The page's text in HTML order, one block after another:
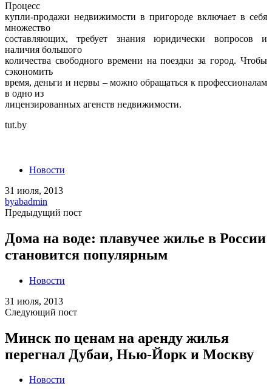
Процесс
купли-продажи недвижимости в пригороде включает в себя
множество
составляющих, требует знания юридически вопросов и
наличия большого
количества свободного времени на поездки за город. Чтобы
сэкономить
время, деньги и нервы – можно обращаться к профессионалам
в одно из
лицензированных агенств недвижимости.
tut.by
Новости
31 июля, 2013
byabadmin
Предыдущий пост
Дома на воде: плавучее жилье в России
становится популярным
Новости
31 июля, 2013
Следующий пост
Минск по ценам на аренду жилья
перегнал Дубаи, Нью-Йорк и Москву
Новости